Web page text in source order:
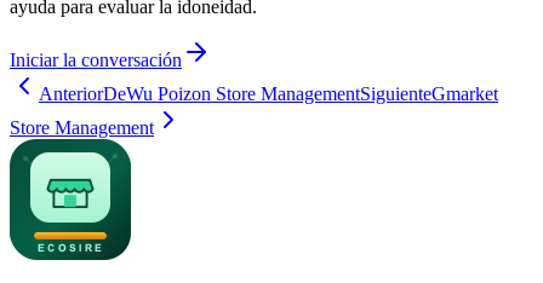
ayuda para evaluar la idoneidad.
Iniciar la conversación
AnteriorDeWu Poizon Store ManagementSiguienteGmarket
Store Management